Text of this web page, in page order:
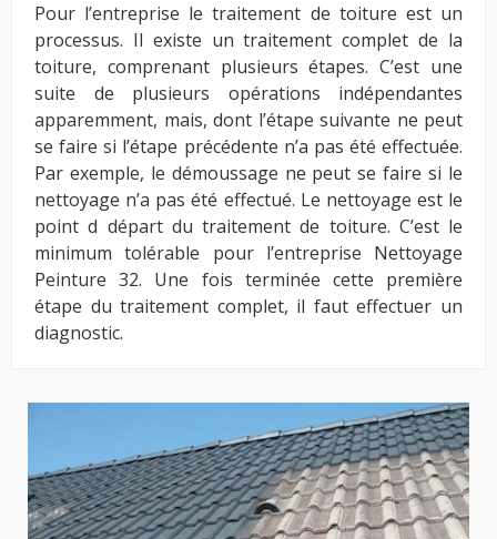
Pour l’entreprise le traitement de toiture est un
processus. Il existe un traitement complet de la
toiture, comprenant plusieurs étapes. C’est une
suite de plusieurs opérations indépendantes
apparemment, mais, dont l’étape suivante ne peut
se faire si l’étape précédente n’a pas été effectuée.
Par exemple, le démoussage ne peut se faire si le
nettoyage n’a pas été effectué. Le nettoyage est le
point d départ du traitement de toiture. C’est le
minimum tolérable pour l’entreprise Nettoyage
Peinture 32. Une fois terminée cette première
étape du traitement complet, il faut effectuer un
diagnostic.